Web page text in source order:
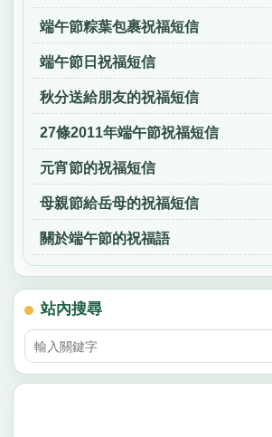
端午節粽葉包裹祝福短信
端午節日祝福短信
秋分送給朋友的祝福短信
27條2011年端午節祝福短信
元宵節的祝福短信
母親節給岳母的祝福短信
關於端午節的祝福語
站內搜尋